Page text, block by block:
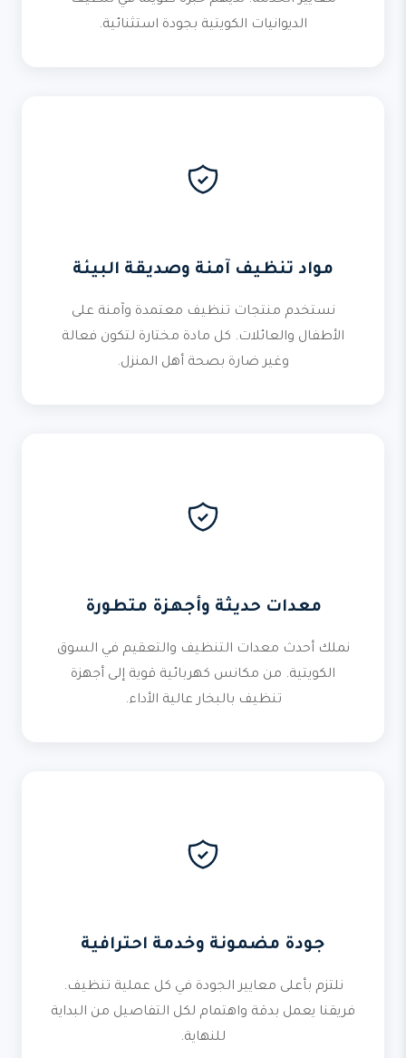
الديوانيات الكويتية بجودة استثنائية.
مواد تنظيف آمنة وصديقة البيئة
نستخدم منتجات تنظيف معتمدة وآمنة على
الأطفال والعائلات. كل مادة مختارة لتكون فعالة
وغير ضارة بصحة أهل المنزل.
معدات حديثة وأجهزة متطورة
نملك أحدث معدات التنظيف والتعقيم في السوق
الكويتية. من مكانس كهربائية قوية إلى أجهزة
تنظيف بالبخار عالية الأداء.
جودة مضمونة وخدمة احترافية
نلتزم بأعلى معايير الجودة في كل عملية تنظيف.
فريقنا يعمل بدقة واهتمام لكل التفاصيل من البداية
للنهاية.